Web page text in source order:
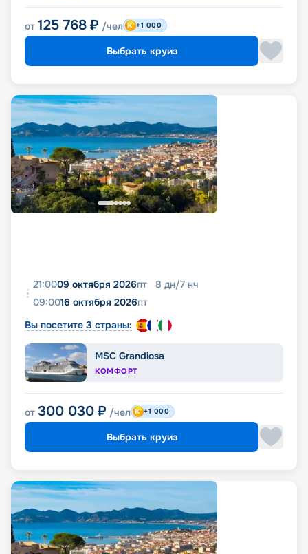
от 125 768 ₽ /чел +1 000
Выбрать круиз
21:0009 октября 2026пт 8 дн/7 нч
09:0016 октября 2026пт
Вы посетите 3 страны:
MSC Grandiosa
КОМФОРТ
от 300 030 ₽ /чел +1 000
Выбрать круиз